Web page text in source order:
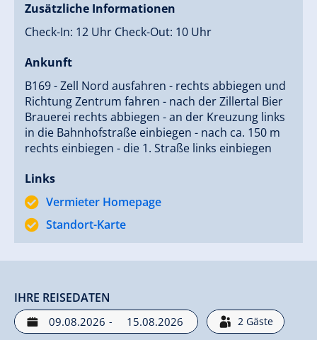
Zusätzliche Informationen
Check-In: 12 Uhr Check-Out: 10 Uhr
Ankunft
B169 - Zell Nord ausfahren - rechts abbiegen und
Richtung Zentrum fahren - nach der Zillertal Bier
Brauerei rechts abbiegen - an der Kreuzung links
in die Bahnhofstraße einbiegen - nach ca. 150 m
rechts einbiegen - die 1. Straße links einbiegen
Links
Vermieter Homepage
Standort-Karte
IHRE REISEDATEN
- 2 Gäste